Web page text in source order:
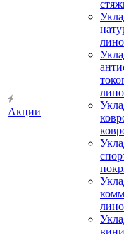
Акции